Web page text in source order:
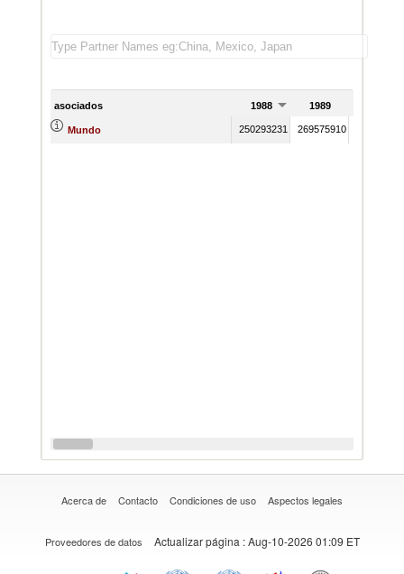
asociados 1988 1989
Mundo 250293231 269575910
Acerca de Contacto Condiciones de uso Aspectos legales
Proveedores de datos Actualizar página : Aug-10-2026 01:09 ET